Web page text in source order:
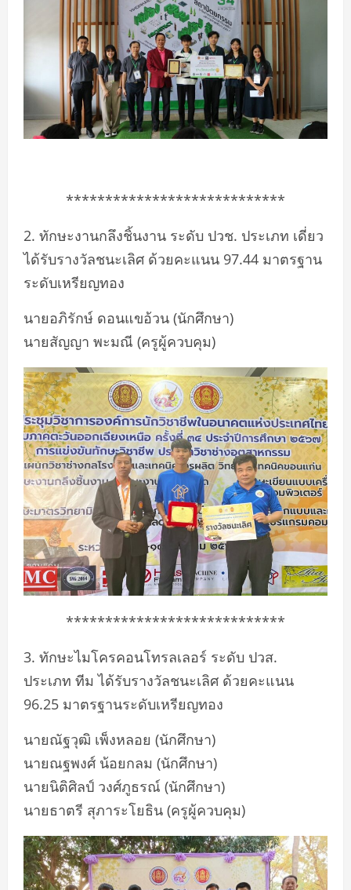
****************************
2. ทักษะงานกลึงชิ้นงาน ระดับ ปวช. ประเภท เดี่ยว
ได้รับรางวัลชนะเลิศ ด้วยคะแนน 97.44 มาตรฐาน
ระดับเหรียญทอง
นายอภิรักษ์ ดอนแขอ้วน (นักศึกษา)
นายสัญญา พะมณี (ครูผู้ควบคุม)
****************************
3. ทักษะไมโครคอนโทรลเลอร์ ระดับ ปวส.
ประเภท ทีม ได้รับรางวัลชนะเลิศ ด้วยคะแนน
96.25 มาตรฐานระดับเหรียญทอง
นายณัฐวุฒิ เพ็งหลอย (นักศึกษา)
นายณฐพงศ์ น้อยกลม (นักศึกษา)
นายนิติศิลป์ วงศ์ภูธรณ์ (นักศึกษา)
นายธาตรี สุภาระโยธิน (ครูผู้ควบคุม)